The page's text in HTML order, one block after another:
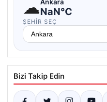
☁NaN°C
ŞEHIR SEÇ
Bizi Takip Edin